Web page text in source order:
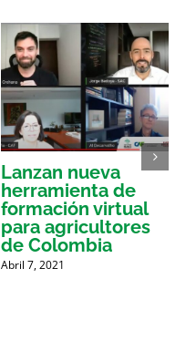
Lanzan nueva
herramienta de
formación virtual
para agricultores
de Colombia
Abril 7, 2021